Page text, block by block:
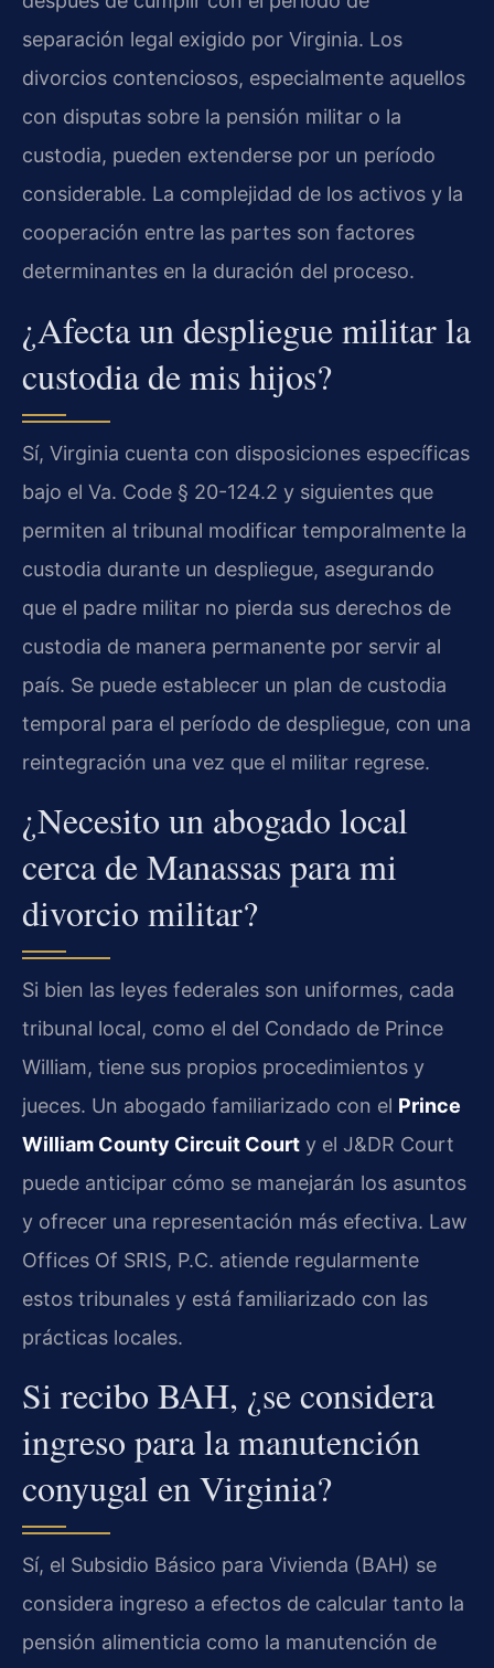
separación legal exigido por Virginia. Los
divorcios contenciosos, especialmente aquellos
con disputas sobre la pensión militar o la
custodia, pueden extenderse por un período
considerable. La complejidad de los activos y la
cooperación entre las partes son factores
determinantes en la duración del proceso.
¿Afecta un despliegue militar la
custodia de mis hijos?
Sí, Virginia cuenta con disposiciones específicas
bajo el Va. Code § 20-124.2 y siguientes que
permiten al tribunal modificar temporalmente la
custodia durante un despliegue, asegurando
que el padre militar no pierda sus derechos de
custodia de manera permanente por servir al
país. Se puede establecer un plan de custodia
temporal para el período de despliegue, con una
reintegración una vez que el militar regrese.
¿Necesito un abogado local
cerca de Manassas para mi
divorcio militar?
Si bien las leyes federales son uniformes, cada
tribunal local, como el del Condado de Prince
William, tiene sus propios procedimientos y
jueces. Un abogado familiarizado con el Prince
William County Circuit Court y el J&DR Court
puede anticipar cómo se manejarán los asuntos
y ofrecer una representación más efectiva. Law
Offices Of SRIS, P.C. atiende regularmente
estos tribunales y está familiarizado con las
prácticas locales.
Si recibo BAH, ¿se considera
ingreso para la manutención
conyugal en Virginia?
Sí, el Subsidio Básico para Vivienda (BAH) se
considera ingreso a efectos de calcular tanto la
pensión alimenticia como la manutención de